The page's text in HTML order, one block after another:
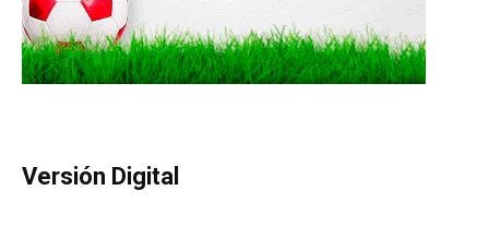
Versión Digital